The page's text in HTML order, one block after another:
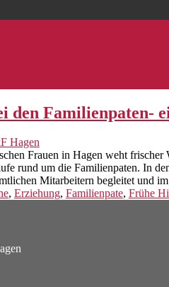
den
Hagen
Frauen in Hagen weht
rund um die Familienpaten. In
Mitarbeitern begleitet und
, Erziehung, Familienpate, Frühe